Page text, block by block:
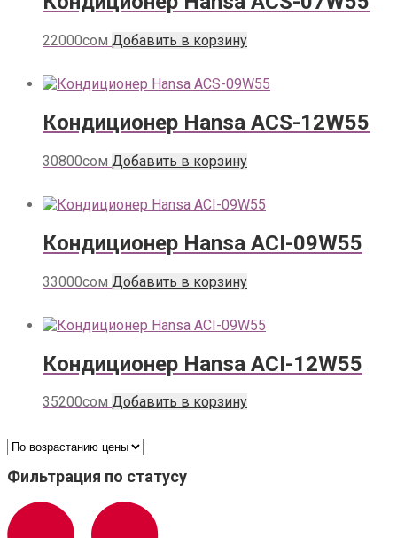
22000сом Добавить в корзину
Кондиционер Hansa ACS-12W55
30800сом Добавить в корзину
Кондиционер Hansa ACI-09W55
33000сом Добавить в корзину
Кондиционер Hansa ACI-12W55
35200сом Добавить в корзину
Фильтрация по статусу